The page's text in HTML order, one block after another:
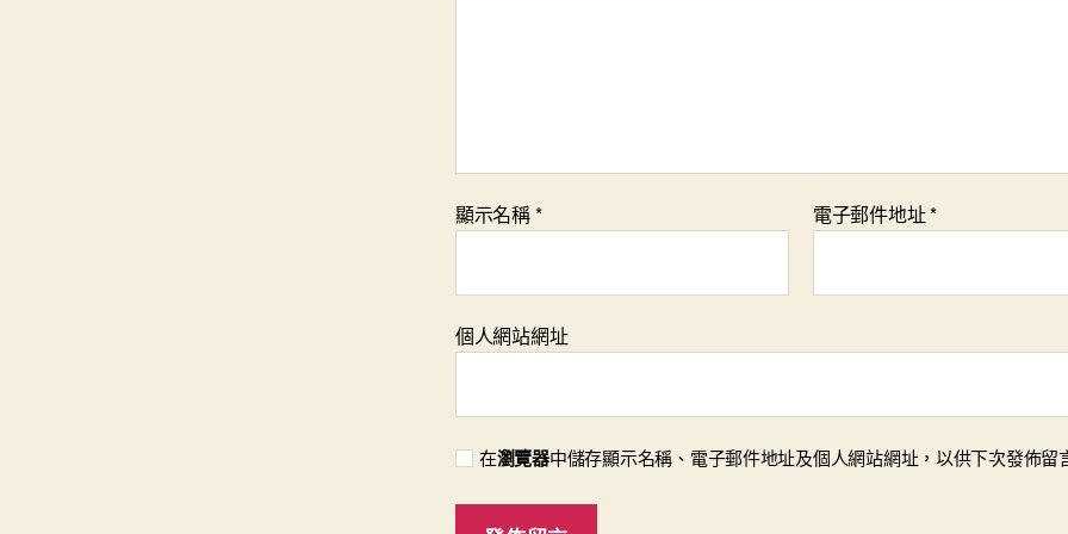
顯示名稱* 電子郵件地址*
個人網站網址
在瀏覽器中儲存顯示名稱、電子郵件地址及個人網站網址，以供下次發佈留